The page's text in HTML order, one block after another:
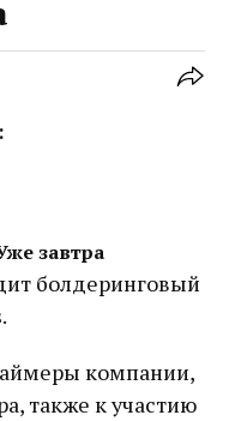
завтра
болдеринговый
компании,
также к участию